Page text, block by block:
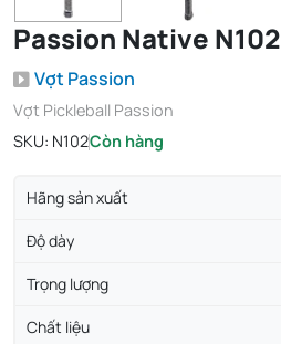
Passion Native N102
Vợt Passion
Vợt Pickleball Passion
SKU: N102Còn hàng
Hãng sản xuất
Độ dày
Trọng lượng
Chất liệu